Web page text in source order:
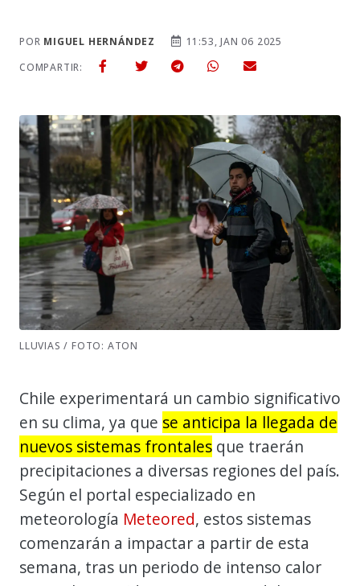
POR MIGUEL HERNÁNDEZ
11:53, JAN 06 2025
COMPARTIR:
LLUVIAS / FOTO: ATON
Chile experimentará un cambio significativo
en su clima, ya que se anticipa la llegada de
nuevos sistemas frontales que traerán
precipitaciones a diversas regiones del país.
Según el portal especializado en
meteorología Meteored, estos sistemas
comenzarán a impactar a partir de esta
semana, tras un periodo de intenso calor